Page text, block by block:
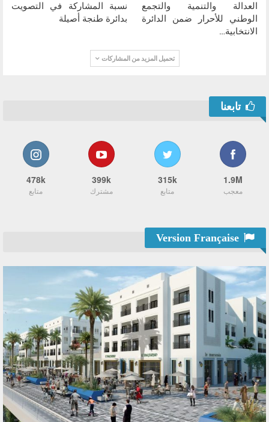
العدالة والتنمية والتجمع
الوطني للأحرار ضمن الدائرة
الانتخابية…
نسبة المشاركة في التصويت
بدائرة طنجة أصيلة
تحميل المزيد من المشاركات
تابعنا
1.9M
معجب
315k
متابع
399k
مشترك
478k
متابع